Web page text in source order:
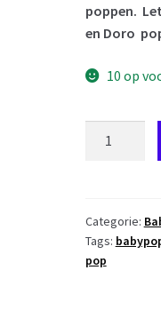
poppen.
en Doro
10 op
met
passend
Categorie:
Tags:
pop